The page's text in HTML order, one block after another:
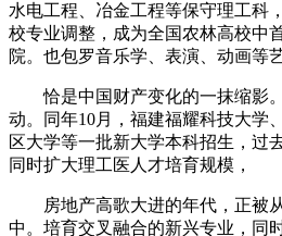
水电工程、冶金工程等保守理工科
校专业调整，成为全国农林高校中
院。也包罗音乐学、表演、动画等
恰是中国财产变化的一抹缩影
动。同年10月，福建福耀科技大学
区大学等一批新大学本科招生，过
同时扩大理工医人才培育规模，
房地产高歌大进的年代，正被
中。培育交叉融合的新兴专业，同